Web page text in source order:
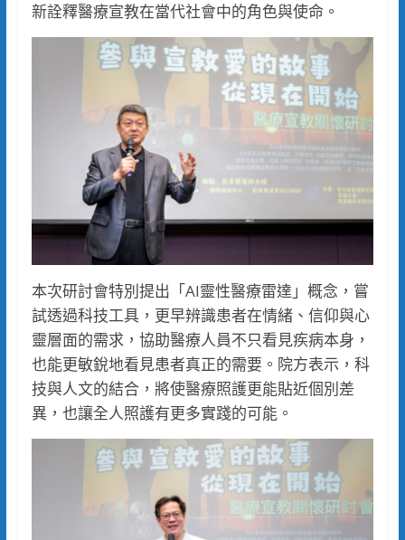
新詮釋醫療宣教在當代社會中的角色與使命。
本次研討會特別提出「AI靈性醫療雷達」概念，嘗
試透過科技工具，更早辨識患者在情緒、信仰與心
靈層面的需求，協助醫療人員不只看見疾病本身，
也能更敏銳地看見患者真正的需要。院方表示，科
技與人文的結合，將使醫療照護更能貼近個別差
異，也讓全人照護有更多實踐的可能。